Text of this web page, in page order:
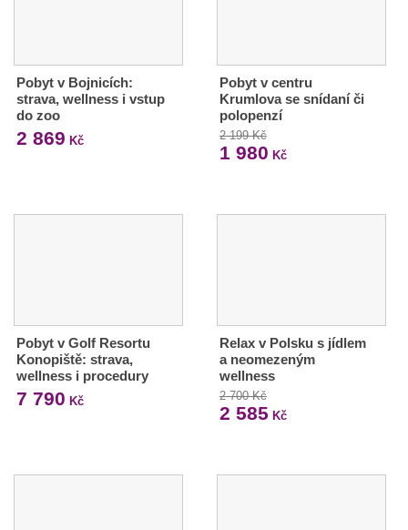
Pobyt v Bojnicích:
strava, wellness i vstup
do zoo
2 869 Kč
Pobyt v centru
Krumlova se snídaní či
polopenzí
2 199 Kč
1 980 Kč
Pobyt v Golf Resortu
Konopiště: strava,
wellness i procedury
7 790 Kč
Relax v Polsku s jídlem
a neomezeným
wellness
2 700 Kč
2 585 Kč